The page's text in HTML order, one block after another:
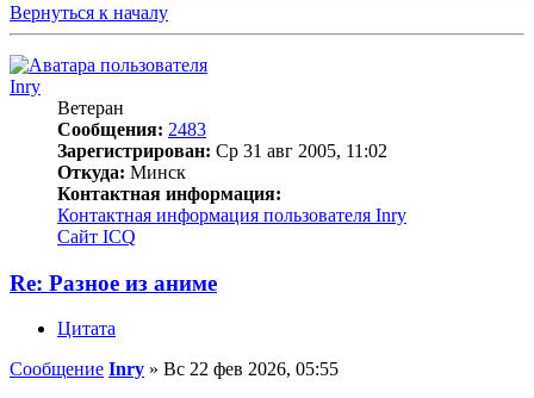
Вернуться к началу
Inry
Ветеран
Сообщения: 2483
Зарегистрирован: Ср 31 авг 2005, 11:02
Откуда: Минск
Контактная информация:
Контактная информация пользователя Inry
Сайт ICQ
Re: Разное из аниме
Цитата
Сообщение Inry » Вс 22 фев 2026, 05:55